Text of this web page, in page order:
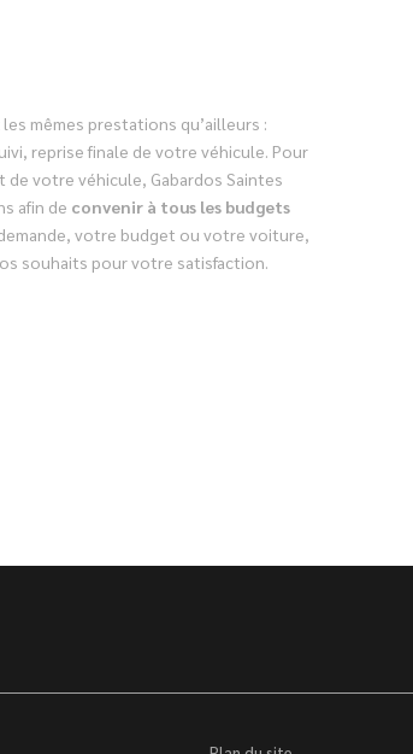
mêmes prestations qu’ailleurs :
reprise finale de votre véhicule. Pour
de votre véhicule, Gabardos Saintes
afin de convenir à tous les budgets
votre budget ou votre voiture,
souhaits pour votre satisfaction.